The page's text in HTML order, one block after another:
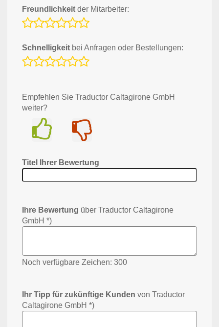
Freundlichkeit der Mitarbeiter:
Schnelligkeit bei Anfragen oder Bestellungen:
Empfehlen Sie Traductor Caltagirone GmbH
weiter?
Titel Ihrer Bewertung
Ihre Bewertung über Traductor Caltagirone
GmbH *)
Noch verfügbare Zeichen: 300
Ihr Tipp für zukünftige Kunden von Traductor
Caltagirone GmbH *)